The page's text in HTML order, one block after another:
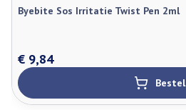
Byebite Sos Irritatie Twist Pen 2ml
€ 9,84
Bestel